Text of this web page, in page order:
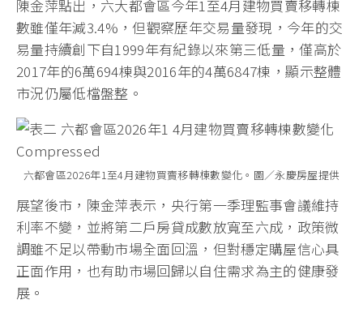
陳金萍點出，六大都會區今年1至4月建物買賣移轉棟
數雖僅年減3.4%，但觀察歷年交易量發現，今年的交
易量持續創下自1999年有紀錄以來第三低量，僅高於
2017年的6萬694棟與2016年的4萬6847棟，顯示整體
市況仍屬低檔盤整。
六都會區2026年1至4月建物買賣移轉棟數變化。圖／永慶房屋提供
展望後市，陳金萍表示，央行第一季理監事會議維持
利率不變，並將第二戶房貸成數放寬至六成，政策微
調雖不足以帶動市場全面回溫，但對穩定購屋信心具
正面作用，也有助市場回歸以自住需求為主的健康發
展。